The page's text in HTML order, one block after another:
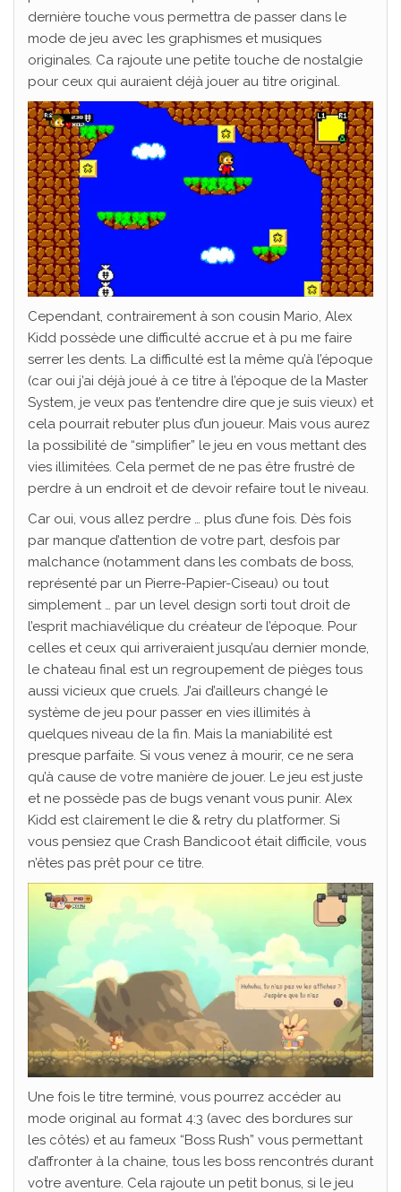
dernière touche vous permettra de passer dans le
mode de jeu avec les graphismes et musiques
originales. Ca rajoute une petite touche de nostalgie
pour ceux qui auraient déjà jouer au titre original.
Cependant, contrairement à son cousin Mario, Alex
Kidd possède une difficulté accrue et à pu me faire
serrer les dents. La difficulté est la même qu’à l’époque
(car oui j’ai déjà joué à ce titre à l’époque de la Master
System, je veux pas t’entendre dire que je suis vieux) et
cela pourrait rebuter plus d’un joueur. Mais vous aurez
la possibilité de “simplifier” le jeu en vous mettant des
vies illimitées. Cela permet de ne pas être frustré de
perdre à un endroit et de devoir refaire tout le niveau.
Car oui, vous allez perdre … plus d’une fois. Dès fois
par manque d’attention de votre part, desfois par
malchance (notamment dans les combats de boss,
représenté par un Pierre-Papier-Ciseau) ou tout
simplement … par un level design sorti tout droit de
l’esprit machiavélique du créateur de l’époque. Pour
celles et ceux qui arriveraient jusqu’au dernier monde,
le chateau final est un regroupement de pièges tous
aussi vicieux que cruels. J’ai d’ailleurs changé le
système de jeu pour passer en vies illimités à
quelques niveau de la fin. Mais la maniabilité est
presque parfaite. Si vous venez à mourir, ce ne sera
qu’à cause de votre manière de jouer. Le jeu est juste
et ne possède pas de bugs venant vous punir. Alex
Kidd est clairement le die & retry du platformer. Si
vous pensiez que Crash Bandicoot était difficile, vous
n’êtes pas prêt pour ce titre.
Une fois le titre terminé, vous pourrez accéder au
mode original au format 4:3 (avec des bordures sur
les côtés) et au fameux “Boss Rush” vous permettant
d’affronter à la chaine, tous les boss rencontrés durant
votre aventure. Cela rajoute un petit bonus, si le jeu